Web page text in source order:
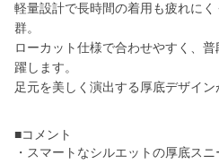
軽量設計で長時間の着用も疲れに
群。
ローカット仕様で合わせやすく、
躍します。
足元を美しく演出する厚底デザイン
■コメント
・スマートなシルエットの厚底スニ